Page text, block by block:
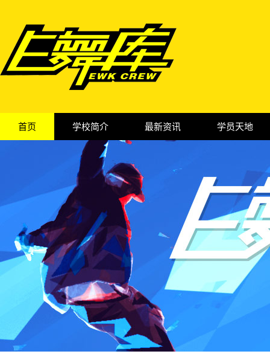
首页 学校简介 最新资讯 学员天地